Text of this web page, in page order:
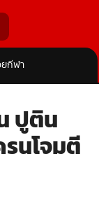
กีฬา
ปูติน
นโจมตี